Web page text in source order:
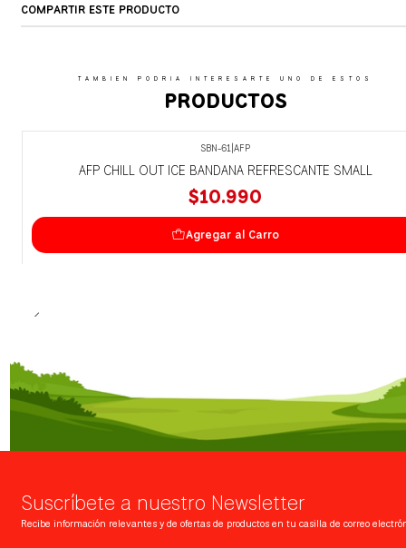
COMPARTIR ESTE PRODUCTO
TAMBIEN PODRIA INTERESARTE UNO DE ESTOS
PRODUCTOS
SBN-61 AFP
AFP CHILL OUT ICE BANDANA REFRESCANTE SMALL
$10.990
Agregar al Carro
Suscríbete a nuestro Newsletter
Recibe información relevantes y de ofertas de productos en tu casilla de correo